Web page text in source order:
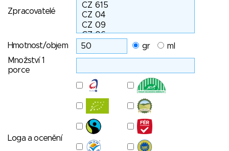
Zpracovatelé
Hmotnost/objem gr
ml
Množství 1
porce
Loga a ocenění